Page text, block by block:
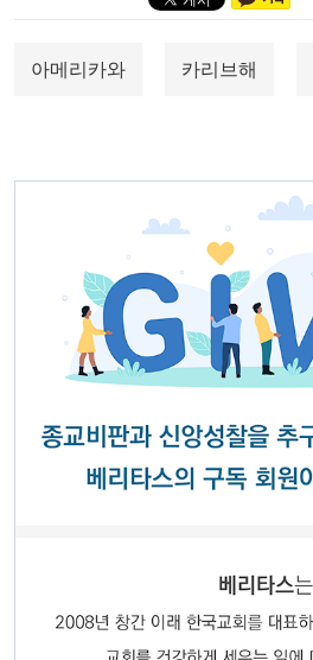
아메리카와 카리브해